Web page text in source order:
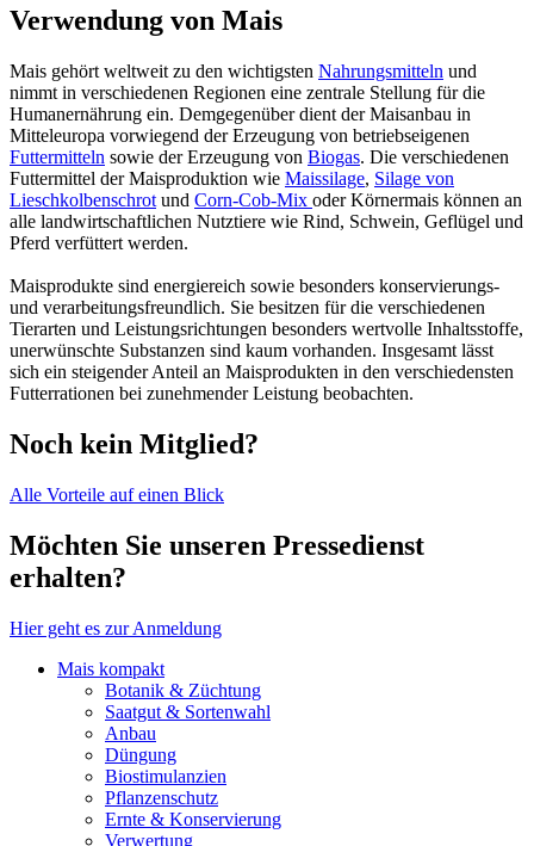
Verwendung von Mais
Mais gehört weltweit zu den wichtigsten Nahrungsmitteln und
nimmt in verschiedenen Regionen eine zentrale Stellung für die
Humanernährung ein. Demgegenüber dient der Maisanbau in
Mitteleuropa vorwiegend der Erzeugung von betriebseigenen
Futtermitteln sowie der Erzeugung von Biogas. Die verschiedenen
Futtermittel der Maisproduktion wie Maissilage, Silage von
Lieschkolbenschrot und Corn-Cob-Mix oder Körnermais können an
alle landwirtschaftlichen Nutztiere wie Rind, Schwein, Geflügel und
Pferd verfüttert werden.
Maisprodukte sind energiereich sowie besonders konservierungs-
und verarbeitungsfreundlich. Sie besitzen für die verschiedenen
Tierarten und Leistungsrichtungen besonders wertvolle Inhaltsstoffe,
unerwünschte Substanzen sind kaum vorhanden. Insgesamt lässt
sich ein steigender Anteil an Maisprodukten in den verschiedensten
Futterrationen bei zunehmender Leistung beobachten.
Noch kein Mitglied?
Alle Vorteile auf einen Blick
Möchten Sie unseren Pressedienst
erhalten?
Hier geht es zur Anmeldung
Mais kompakt
Botanik & Züchtung
Saatgut & Sortenwahl
Anbau
Düngung
Biostimulanzien
Pflanzenschutz
Ernte & Konservierung
Verwertung